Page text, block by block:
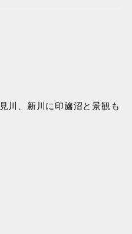
川、新川に印旛沼と景観も